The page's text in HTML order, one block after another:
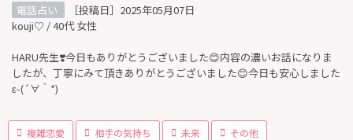
電話占い
［投稿日］2025年05月07日
kouji♡ / 40代 女性
HARU先生❣️今日もありがとうございました😊内容の濃いお話になりま
したが、丁寧にみて頂きありがとうございました😊今日も安心しました
ε-(´∀｀*)
複雑恋愛 相手の気持ち 未来 その他